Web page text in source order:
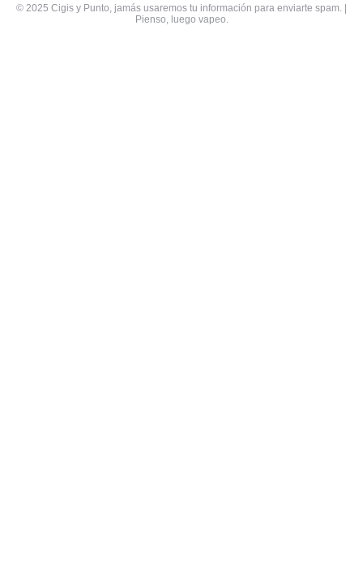
© 2025 Cigis y Punto, jamás usaremos tu información para enviarte spam. |
Pienso, luego vapeo.